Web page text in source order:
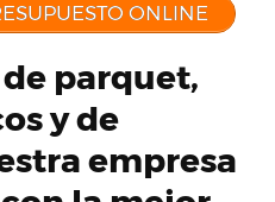
ONLINE
parquet,
y de
empresa